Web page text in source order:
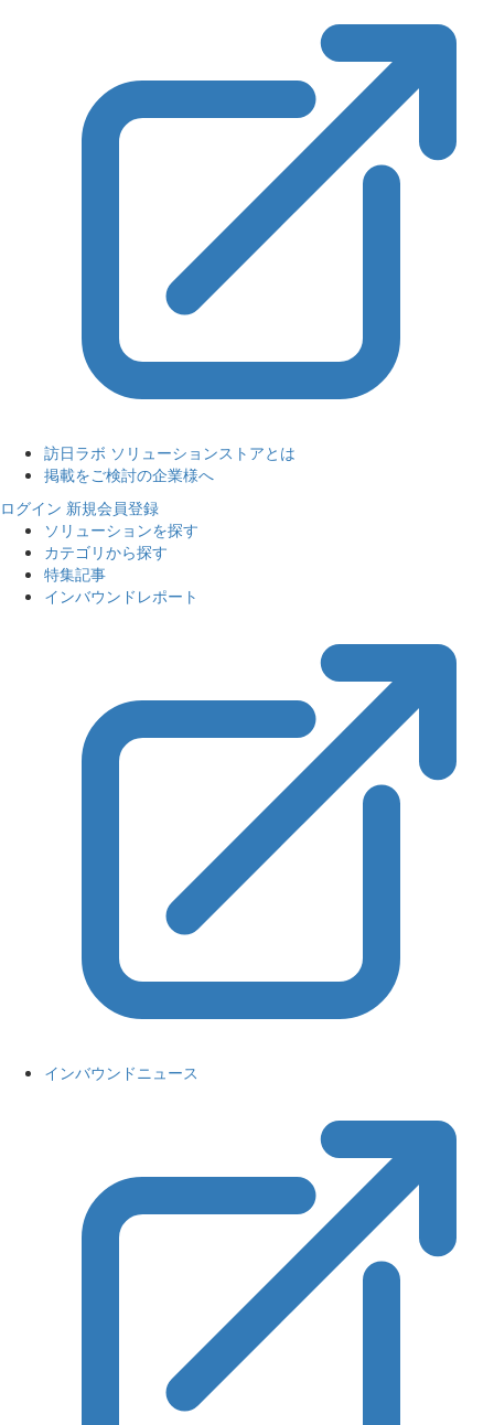
訪日ラボ ソリューションストアとは
掲載をご検討の企業様へ
ログイン 新規会員登録
ソリューションを探す
カテゴリから探す
特集記事
インバウンドレポート
インバウンドニュース